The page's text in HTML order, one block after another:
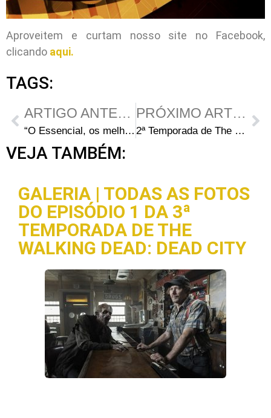
Aproveitem e curtam nosso site no Facebook,
clicando aqui.
TAGS:
ARTIGO ANTERIOR
“O Essencial, os melhores TV SHOW 2010” VOTE : THE WALKING DEAD
PRÓXIMO ARTIGO
2ª Temporada de The Walking Dead em Julho?
VEJA TAMBÉM:
GALERIA | TODAS AS FOTOS
DO EPISÓDIO 1 DA 3ª
TEMPORADA DE THE
WALKING DEAD: DEAD CITY